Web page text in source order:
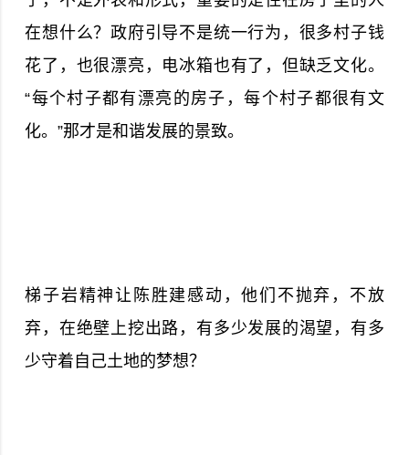
在想什么？政府引导不是统一行为，很多村子钱
花了，也很漂亮，电冰箱也有了，但缺乏文化。
“每个村子都有漂亮的房子，每个村子都很有文
化。”那才是和谐发展的景致。
梯子岩精神让陈胜建感动，他们不抛弃，不放
弃，在绝壁上挖出路，有多少发展的渴望，有多
少守着自己土地的梦想？